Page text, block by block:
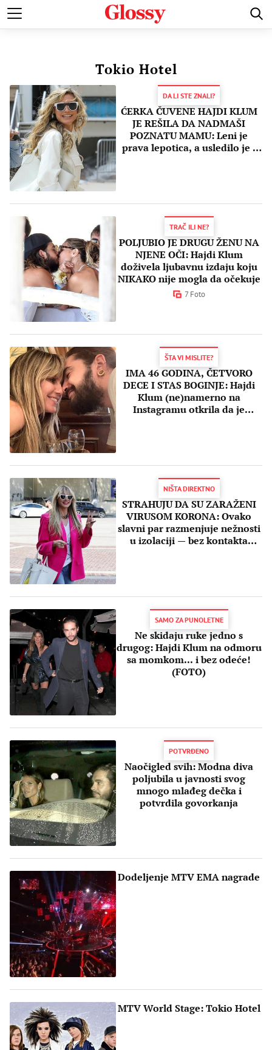
POZNATI MODA I LEPOTA ZDRAVI I SREĆNI LJUBAV
Tokio Hotel
DA LI STE ZNALI?
ĆERKA ČUVENE HAJDI KLUM
JE REŠILA DA NADMAŠI
POZNATU MAMU: Leni je
prava lepotica, a usledilo je i
TRAČ ILI NE?
POLJUBIO JE DRUGU ŽENU NA
NJENE OČI: Hajdi Klum
doživela ljubavnu izdaju koju
NIKAKO nije mogla da očekuje
7 Foto
ŠTA VI MISLITE?
IMA 46 GODINA, ČETVORO
DECE I STAS BOGINJE: Hajdi
Klum (ne)namerno na
Instagramu otkrila da je
NIŠTA DIREKTNO
STRAHUJU DA SU ZARAŽENI
VIRUSOM KORONA: Ovako
slavni par razmenjuje nežnosti
u izolaciji — bez kontakta
SAMO ZA PUNOLETNE
Ne skidaju ruke jedno s
drugog: Hajdi Klum na odmoru
sa momkom... i bez odeće!
(FOTO)
POTVRĐENO
Naočigled svih: Modna diva
poljubila u javnosti svog
mnogo mlađeg dečka i
potvrdila govorkanja
Dodeljenje MTV EMA nagrade
MTV World Stage: Tokio Hotel